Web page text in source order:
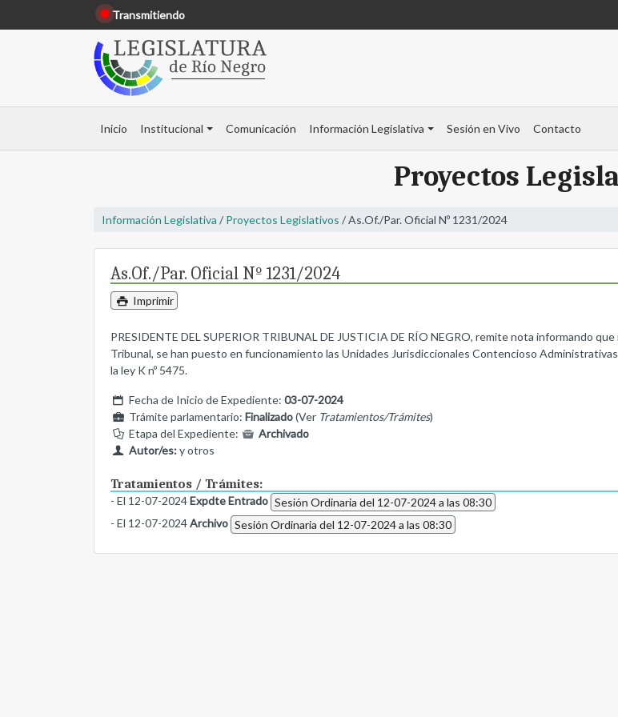
Transmitiendo
Inicio Institucional Comunicación Información Legislativa Sesión en Vivo Contacto
Proyectos
Información Legislativa / Proyectos Legislativos / As.Of./Par. Oficial Nº 1231/2024
As.Of./Par. Oficial Nº 1231/2024
Imprimir
PRESIDENTE DEL SUPERIOR TRIBUNAL DE JUSTICIA DE RÍO NEGRO, remite nota informando
Tribunal, se han puesto en funcionamiento las Unidades Jurisdiccionales Contencioso
la ley K nº 5475.
Fecha de Inicio de Expediente: 03-07-2024
Trámite parlamentario: Finalizado(Ver Tratamientos/Trámites)
Etapa del Expediente:
Archivado
Autor/es:y otros
Tratamientos / Trámites:
- El 12-07-2024 Expdte Entrado Sesión Ordinaria del 12-07-2024 a las 08:30
- El 12-07-2024Archivo Sesión Ordinaria del 12-07-2024 a las 08:30